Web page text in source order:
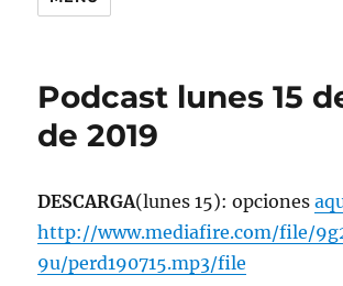
Podcast lunes 15
de 2019
DESCARGA(lunes 15): opciones
http://www.mediafire.com/file/
9u/perd190715.mp3/file